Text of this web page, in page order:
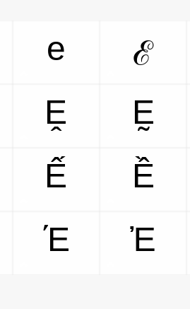
e ℰ
Ḙ Ḛ
Ế Ề
Έ Ἐ